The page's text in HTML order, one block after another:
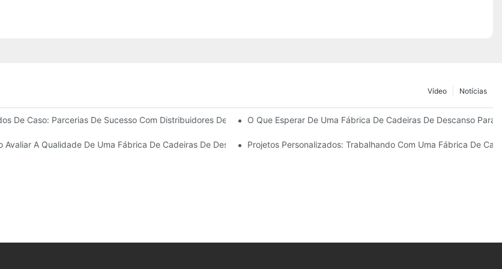
Notícias
Vídeo
Do Seu Negócio.
De Caso: Parcerias De Sucesso Com Distribuidores De Guarda-Sóis De PraiaO Que Esperar De Uma Fábrica De Cadeiras De Descanso Para
Para Exterior.
Avaliar A Qualidade De Uma Fábrica De Cadeiras De Descanso Para Áreas Externas.Projetos Personalizados: Trabalhando Com Uma Fábrica De